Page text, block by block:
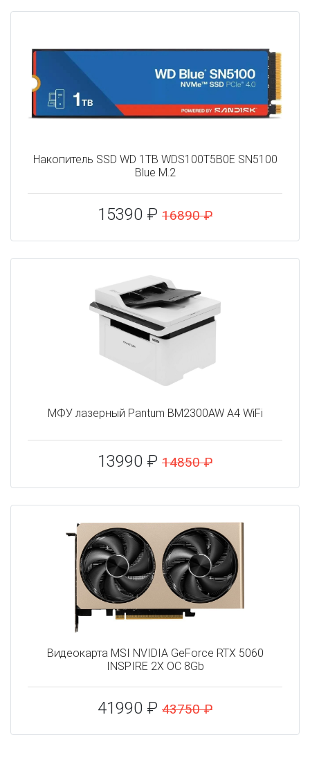
Накопитель SSD WD 1TB WDS100T5B0E SN5100
Blue M.2
15390 ₽ 16890 ₽
МФУ лазерный Pantum BM2300AW A4 WiFi
13990 ₽ 14850 ₽
Видеокарта MSI NVIDIA GeForce RTX 5060
INSPIRE 2X OC 8Gb
41990 ₽ 43750 ₽